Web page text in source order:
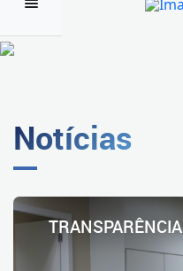
Notícias
TRANSPARÊNCIA